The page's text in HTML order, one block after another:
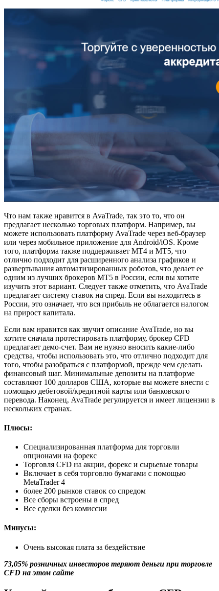
Что нам также нравится в AvaTrade, так это то, что он
предлагает несколько торговых платформ. Например, вы
можете использовать платформу AvaTrade через веб-браузер
или через мобильное приложение для Android/iOS. Кроме
того, платформа также поддерживает MT4 и MT5, что
отлично подходит для расширенного анализа графиков и
развертывания автоматизированных роботов, что делает ее
одним из лучших брокеров MT5 в России, если вы хотите
изучить этот вариант. Следует также отметить, что AvaTrade
предлагает систему ставок на спред. Если вы находитесь в
России, это означает, что вся прибыль не облагается налогом
на прирост капитала.
Если вам нравится как звучит описание AvaTrade, но вы
хотите сначала протестировать платформу, брокер CFD
предлагает демо-счет. Вам не нужно вносить какие-либо
средства, чтобы использовать это, что отлично подходит для
того, чтобы разобраться с платформой, прежде чем сделать
финансовый шаг. Минимальные депозиты на платформе
составляют 100 долларов США, которые вы можете внести с
помощью дебетовой/кредитной карты или банковского
перевода. Наконец, AvaTrade регулируется и имеет лицензии в
нескольких странах.
Плюсы:
Специализированная платформа для торговли
опционами на форекс
Торговля CFD на акции, форекс и сырьевые товары
Включает в себя торговлю бумагами с помощью
MetaTrader 4
более 200 рынков ставок со спредом
Все сборы встроены в спред
Все сделки без комиссии
Минусы:
Очень высокая плата за бездействие
73,05% розничных инвесторов теряют деньги при торговле
CFD на этом сайте